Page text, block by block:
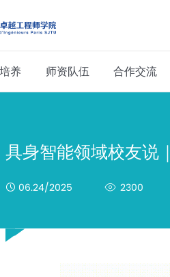
养 师资队伍 合作交流
具身智能领域校友说
06.24/2025 2300